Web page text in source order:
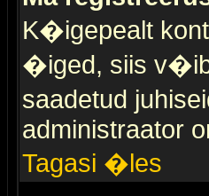
K�igepealt
�iged, siis
saadetud
administraator
Tagasi �les